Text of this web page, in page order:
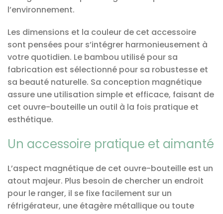
l’environnement.
Les dimensions et la couleur de cet accessoire
sont pensées pour s’intégrer harmonieusement à
votre quotidien. Le bambou utilisé pour sa
fabrication est sélectionné pour sa robustesse et
sa beauté naturelle. Sa conception magnétique
assure une utilisation simple et efficace, faisant de
cet ouvre-bouteille un outil à la fois pratique et
esthétique.
Un accessoire pratique et aimanté
L’aspect magnétique de cet ouvre-bouteille est un
atout majeur. Plus besoin de chercher un endroit
pour le ranger, il se fixe facilement sur un
réfrigérateur, une étagère métallique ou toute